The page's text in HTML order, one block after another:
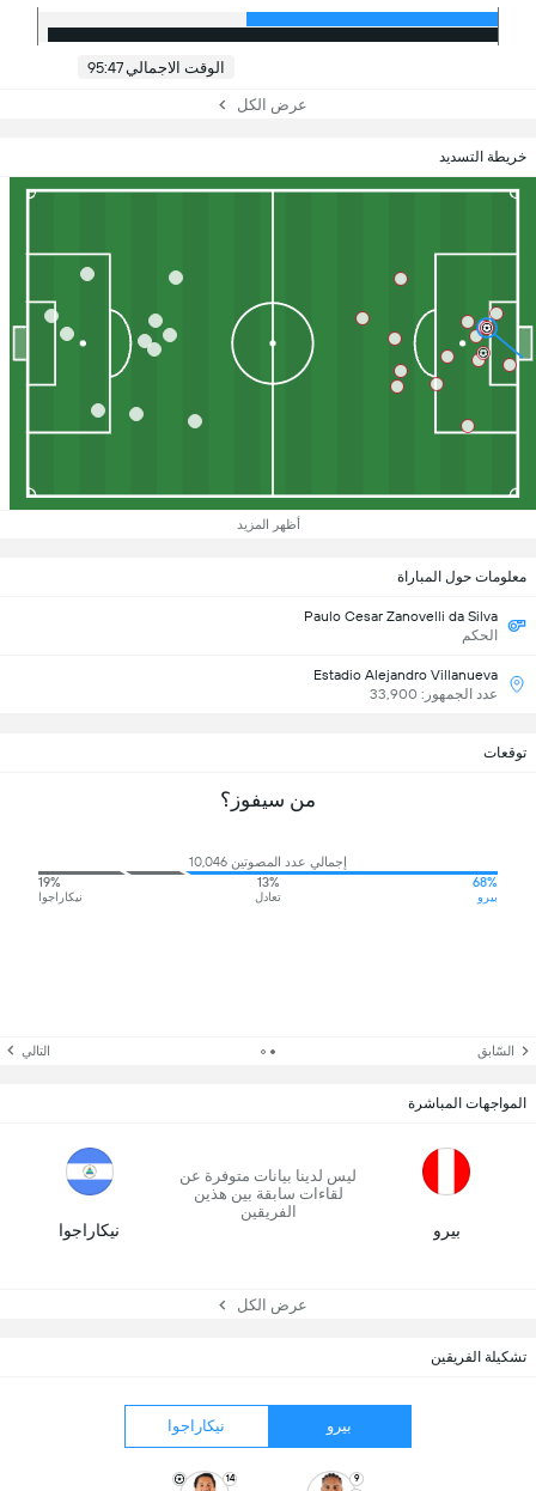
الوقت الاجمالي 95:47
عرض الكل
خريطة التسديد
أظهر المزيد
تشكيلة الفريقين
بيرو نيكاراجوا
14 9
معلومات حول المباراة
Paulo Cesar Zanovelli da Silva
الحكم
Estadio Alejandro Villanueva
عدد الجمهور: 33,900
توقعات
من سيفوز؟
إجمالي عدد المصوتين 10,046
68%
بيرو
13%
تعادل
19%
نيكاراجوا
السّابق التالي
المواجهات المباشرة
بيرو
ليس لدينا بيانات متوفرة عن
لقاءات سابقة بين هذين
الفريقين
نيكاراجوا
عرض الكل